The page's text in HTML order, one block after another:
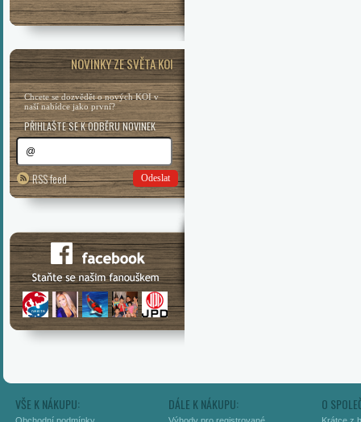
NOVINKY ZE SVĚTA KOI
Chcete se dozvědět o nových KOI v
naší nabídce jako první?
PŘIHLAŠTE SE K ODBĚRU NOVINEK
RSS feed Odeslat
VŠE K NÁKUPU: DÁLE K NÁKUPU: O